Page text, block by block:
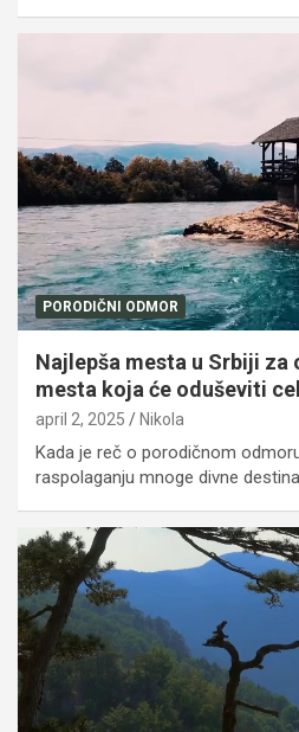
PORODIČNI ODMOR
Najlepša mesta u Srbiji za
mesta koja će oduševiti
april 2, 2025 Nikola
Kada je reč o porodičnom
raspolaganju mnoge divne